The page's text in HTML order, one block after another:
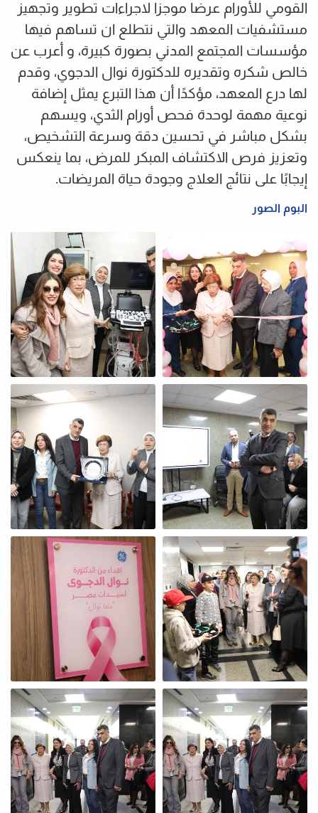
القومي للأورام عرضا موجزا لاجراءات تطوير وتجهيز
مستشفيات المعهد والتي نتطلع ان تساهم فيها
مؤسسات المجتمع المدني بصورة كبيرة، و أعرب عن
خالص شكره وتقديره للدكتورة نوال الدجوي، وقدم
لها درع المعهد، مؤكدًا أن هذا التبرع يمثل إضافة
نوعية مهمة لوحدة فحص أورام الثدي، ويسهم
بشكل مباشر في تحسين دقة وسرعة التشخيص،
وتعزيز فرص الاكتشاف المبكر للمرض، بما ينعكس
إيجابًا على نتائج العلاج وجودة حياة المريضات.
البوم الصور